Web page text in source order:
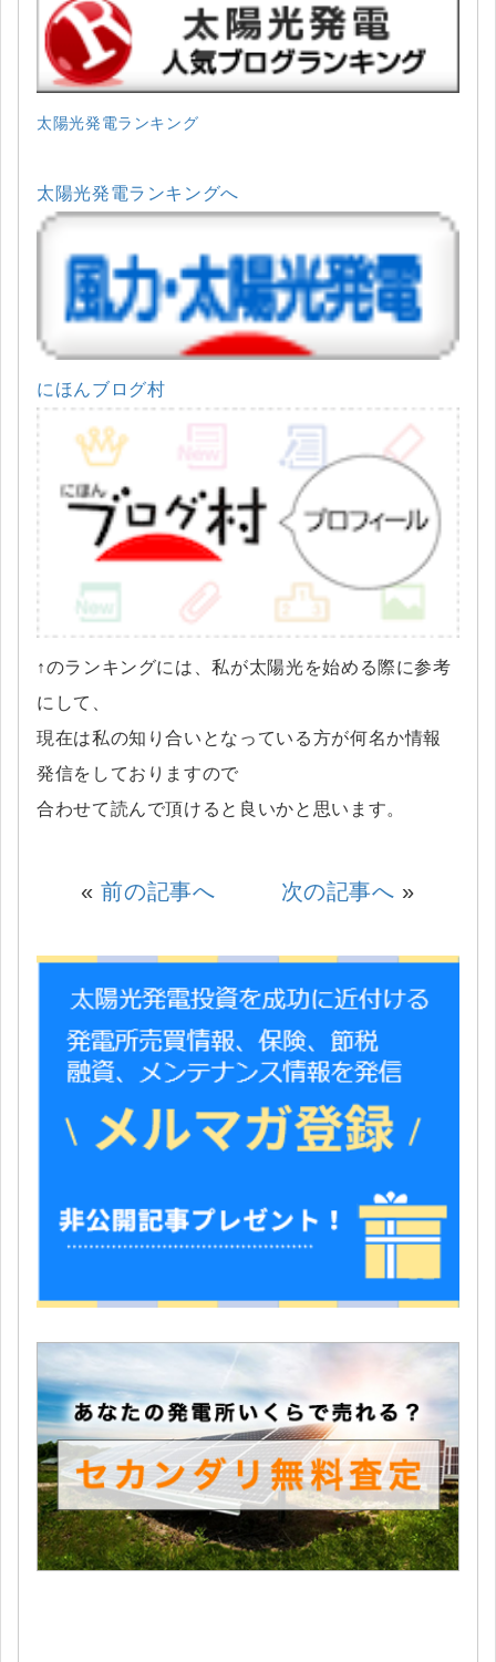
太陽光発電ランキング
太陽光発電ランキングへ
にほんブログ村
↑のランキングには、私が太陽光を始める際に参考
にして、
現在は私の知り合いとなっている方が何名か情報
発信をしておりますので
合わせて読んで頂けると良いかと思います。
«前の記事へ 次の記事へ »